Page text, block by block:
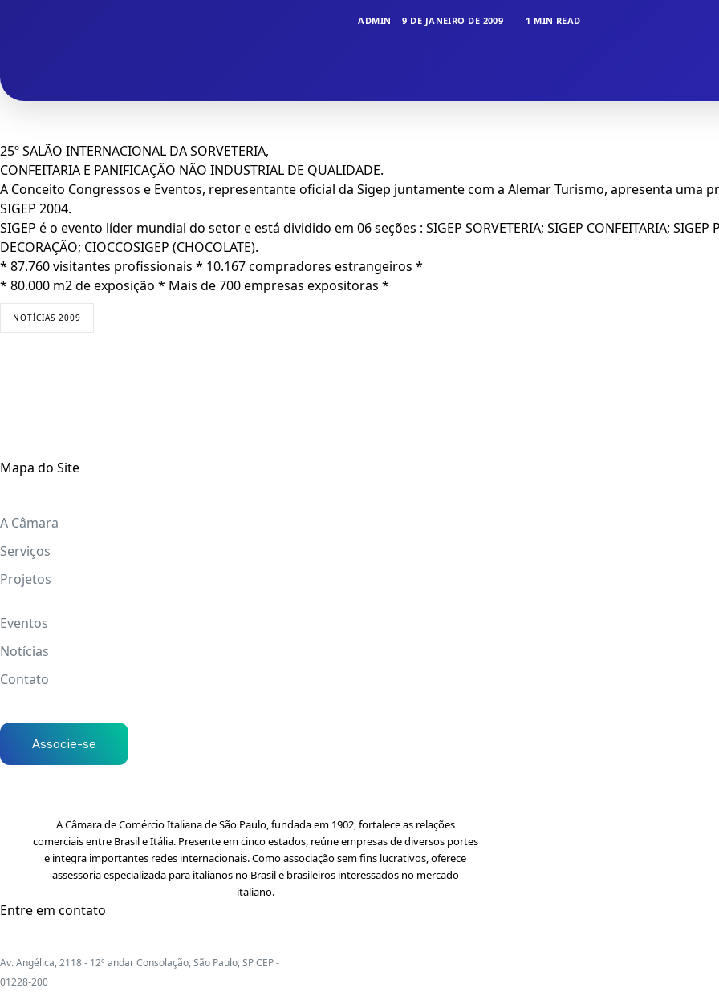
ADMIN 9 DE JANEIRO DE 2009 1 MIN READ
25º SALÃO INTERNACIONAL DA SORVETERIA,
CONFEITARIA E PANIFICAÇÃO NÃO INDUSTRIAL DE QUALIDADE.
A Conceito Congressos e Eventos, representante oficial da Sigep juntamente com a Alemar Turismo, apresenta uma
SIGEP 2004.
SIGEP é o evento líder mundial do setor e está dividido em 06 seções : SIGEP SORVETERIA; SIGEP CONFEITARIA; SIGEP
DECORAÇÃO; CIOCCOSIGEP (CHOCOLATE).
* 87.760 visitantes profissionais * 10.167 compradores estrangeiros *
* 80.000 m2 de exposição * Mais de 700 empresas expositoras *
NOTÍCIAS 2009
Mapa do Site
A Câmara
Serviços
Projetos
Eventos
Notícias
Contato
Associe-se
A Câmara de Comércio Italiana de São Paulo, fundada em 1902, fortalece as relações
comerciais entre Brasil e Itália. Presente em cinco estados, reúne empresas de diversos portes
e integra importantes redes internacionais. Como associação sem fins lucrativos, oferece
assessoria especializada para italianos no Brasil e brasileiros interessados no mercado
italiano.
Entre em contato
Av. Angélica, 2118 - 12º andar Consolação, São Paulo, SP CEP -
01228-200